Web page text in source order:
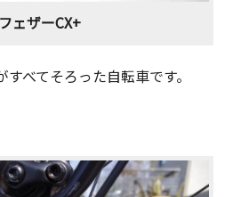
ェザーCX+
べてそろった自転車です。